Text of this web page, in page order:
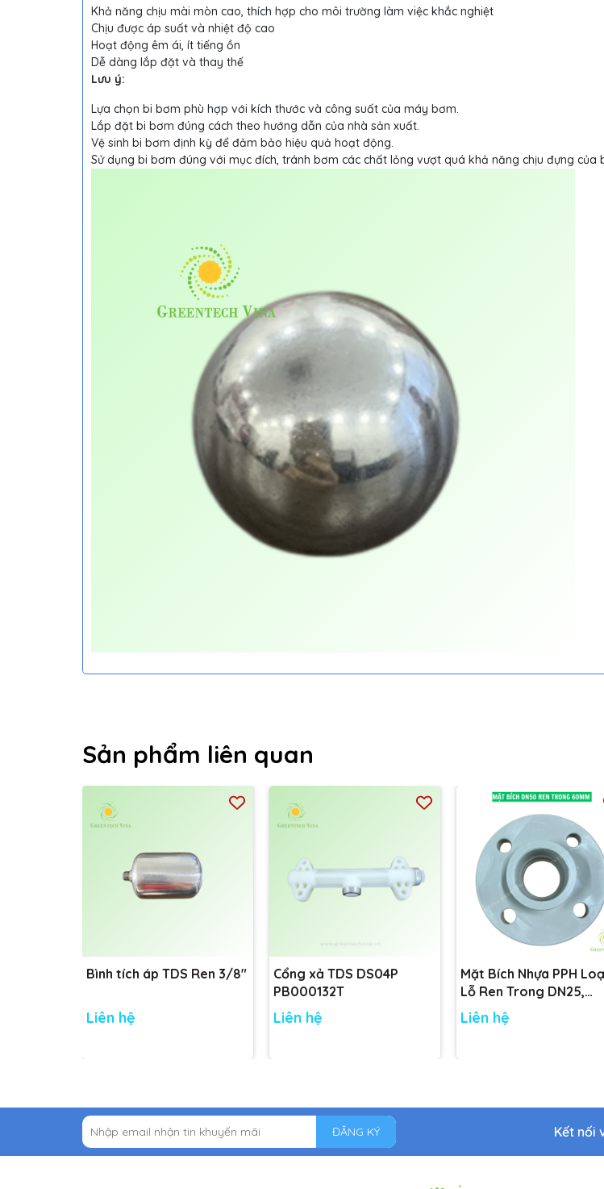
Khả năng chịu mài mòn cao, thích hợp cho môi trường làm việc khắc nghiệt
Chịu được áp suất và nhiệt độ cao
Hoạt động êm ái, ít tiếng ồn
Dễ dàng lắp đặt và thay thế
Lưu ý:
Lựa chọn bi bơm phù hợp với kích thước và công suất của máy bơm.
Lắp đặt bi bơm đúng cách theo hướng dẫn của nhà sản xuất.
Vệ sinh bi bơm định kỳ để đảm bảo hiệu quả hoạt động.
Sử dụng bi bơm đúng với mục đích, tránh bơm các chất lỏng vượt quá khả năng chịu đựng của
Sản phẩm liên quan
Bình tích áp TDS Ren 3/8"
Liên hệ
Cổng xả TDS DS04P
PB000132T
Liên hệ
Mặt Bích Nhựa PPH
Lỗ Ren Trong DN25,
DN32, DN40, DN50 tiêu
chuẩn
Liên hệ
ĐĂNG KÝ Kết nối